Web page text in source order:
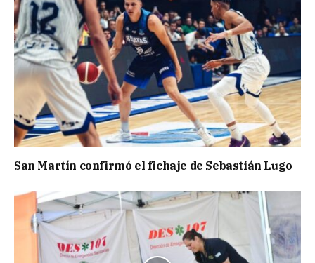
San Martín confirmó el fichaje de Sebastián Lugo